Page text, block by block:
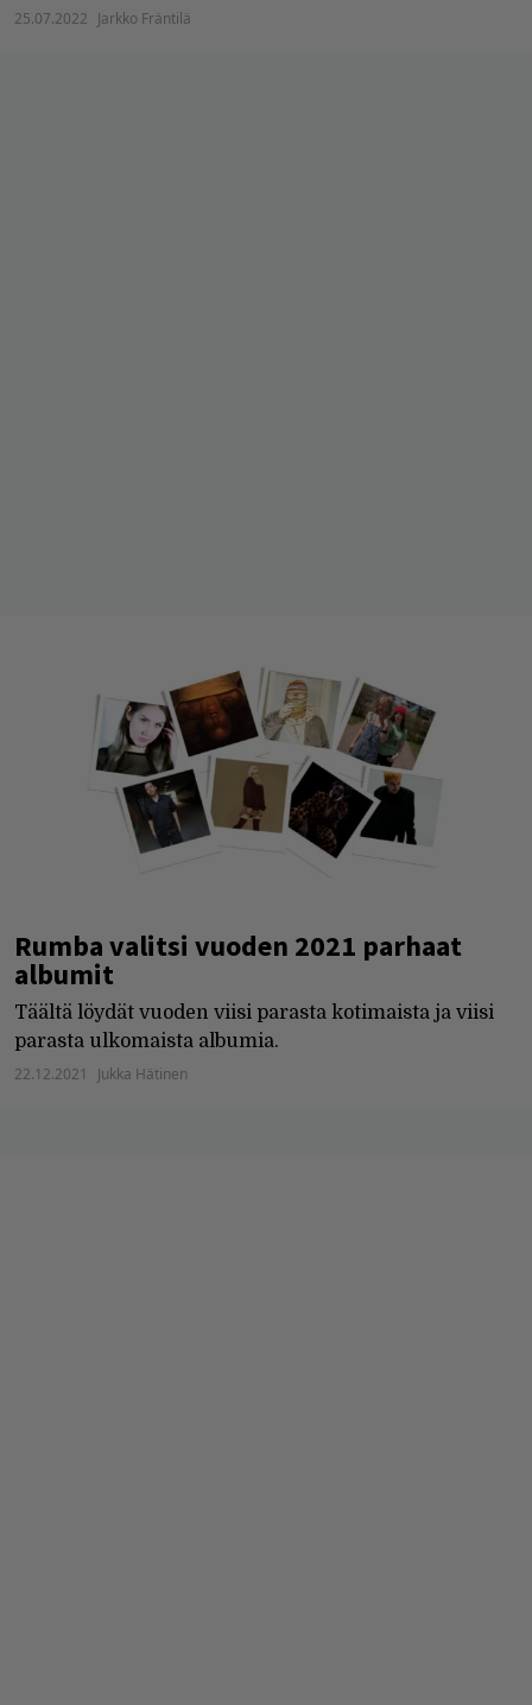
25.07.2022 Jarkko Fräntilä
Rumba valitsi vuoden 2021 parhaat
albumit
Täältä löydät vuoden viisi parasta kotimaista ja viisi
parasta ulkomaista albumia.
22.12.2021 Jukka Hätinen